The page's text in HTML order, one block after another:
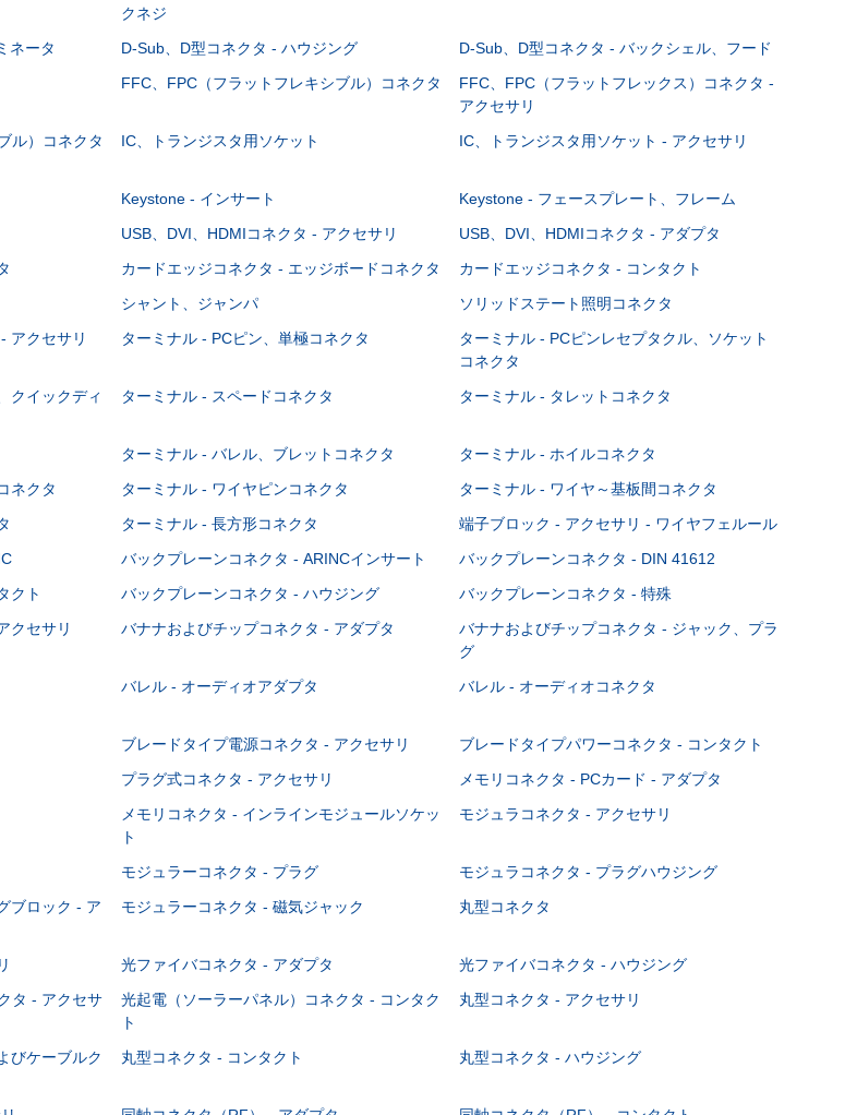
クネジ
ネータ D-Sub、D型コネクタ - ハウジング
D-Sub、D型コネクタ - バックシェル、フード
FFC、FPC（フラットフレキシブル）コネクタ
FFC、FPC（フラットフレックス）コネクタ -
アクセサリ
ル）コネクタ
IC、トランジスタ用ソケット IC、トランジスタ用ソケット - アクセサリ
Keystone - インサート
Keystone - フェースプレート、フレーム
USB、DVI、HDMIコネクタ - アクセサリ
USB、DVI、HDMIコネクタ - アダプタ
カードエッジコネクタ - エッジボードコネクタ
カードエッジコネクタ - コンタクト
シャント、ジャンパ
ソリッドステート照明コネクタ
アクセサリ ターミナル - PCピン、単極コネクタ
ターミナル - PCピンレセプタクル、ソケット
コネクタ
クイックディ
ターミナル - スペードコネクタ ターミナル - タレットコネクタ
ターミナル - バレル、ブレットコネクタ
ターミナル - ホイルコネクタ
ネクタ ターミナル - ワイヤピンコネクタ
ターミナル - ワイヤ～基板間コネクタ
ターミナル - 長方形コネクタ
端子ブロック - アクセサリ - ワイヤフェルール
バックプレーンコネクタ - ARINCインサート
バックプレーンコネクタ - DIN 41612
クト バックプレーンコネクタ - ハウジング
バックプレーンコネクタ - 特殊
クセサリ バナナおよびチップコネクタ - アダプタ
バナナおよびチップコネクタ - ジャック、プラ
グ
バレル - オーディオアダプタ バレル - オーディオコネクタ
ブレードタイプ電源コネクタ - アクセサリ
ブレードタイプパワーコネクタ - コンタクト
プラグ式コネクタ - アクセサリ
メモリコネクタ - PCカード - アダプタ
メモリコネクタ - インラインモジュールソケッ
ト
モジュラコネクタ - アクセサリ
モジュラーコネクタ - プラグ
モジュラコネクタ - プラグハウジング
ブロック - ア
モジュラーコネクタ - 磁気ジャック 丸型コネクタ
光ファイバコネクタ - アダプタ
光ファイバコネクタ - ハウジング
タ - アクセサ
光起電（ソーラーパネル）コネクタ - コンタク
ト
丸型コネクタ - アクセサリ
びケーブルク
丸型コネクタ - コンタクト 丸型コネクタ - ハウジング